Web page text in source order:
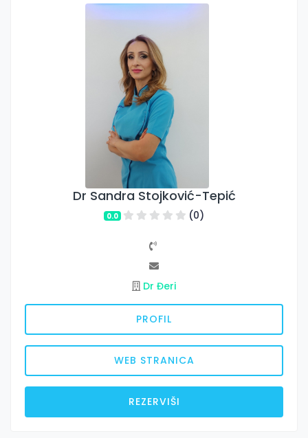
Dr Sandra Stojković-Tepić
0.0 (0)
Dr Đeri
PROFIL
WEB STRANICA
REZERVIŠI